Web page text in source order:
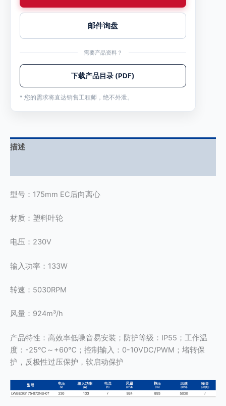
邮件询盘
需要产品资料？
下载产品目录 (PDF)
* 您的需求将直达销售工程师，绝不外泄。
描述
型号：175mm EC后向离心
材质：塑料叶轮
电压：230V
输入功率：133W
转速：5030RPM
风量：924m³/h
产品特性：高效率低噪音易安装；防护等级：IP55；工作温
度：-25℃～+60℃；控制输入：0-10VDC/PWM；堵转保
护，反极性过压保护，软启动保护